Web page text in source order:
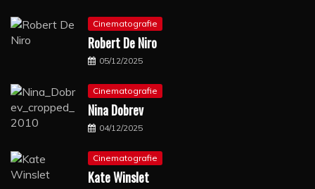
Cinematografie
Robert De Niro
05/12/2025
Cinematografie
Nina Dobrev
04/12/2025
Cinematografie
Kate Winslet